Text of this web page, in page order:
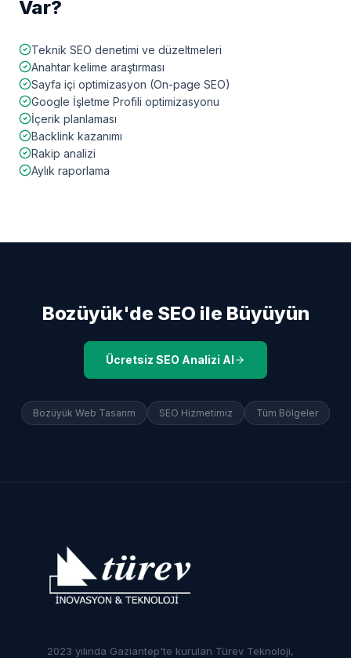
Var?
Teknik SEO denetimi ve düzeltmeleri
Anahtar kelime araştırması
Sayfa içi optimizasyon (On-page SEO)
Google İşletme Profili optimizasyonu
İçerik planlaması
Backlink kazanımı
Rakip analizi
Aylık raporlama
Bozüyük'de SEO ile Büyüyün
Ücretsiz SEO Analizi Al
Bozüyük Web Tasarım SEO Hizmetimiz Tüm Bölgeler
2023 yılında Gaziantep'te kurulan Türev Teknoloji,